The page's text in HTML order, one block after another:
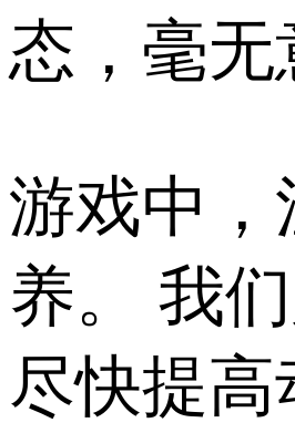
态，毫无
游戏中，
养。 我
尽快提高